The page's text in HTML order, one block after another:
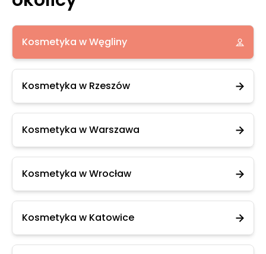
Kosmetyka w Węgliny
Kosmetyka w Rzeszów
Kosmetyka w Warszawa
Kosmetyka w Wrocław
Kosmetyka w Katowice